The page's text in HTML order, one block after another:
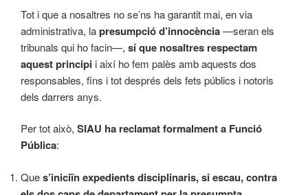
Tot i que a nosaltres no se’ns ha garantit mai, en via
administrativa, lapresumpció d’innocència—seran els
tribunals qui ho facin—, sí que nosaltres respectam
aquest principi i així ho fem palès amb aquests dos
responsables, fins i tot després dels fets públics i notoris
dels darrers anys.
Per tot això, SIAU ha reclamat formalment a Funció
Pública:
Ques’iniciïn expedients disciplinaris, si escau, contra